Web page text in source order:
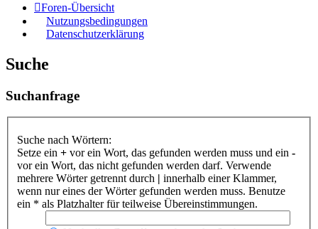
Foren-Übersicht
Nutzungsbedingungen
Datenschutzerklärung
Suche
Suchanfrage
Suche nach Wörtern:
Setze ein + vor ein Wort, das gefunden werden muss und ein -
vor ein Wort, das nicht gefunden werden darf. Verwende
mehrere Wörter getrennt durch | innerhalb einer Klammer,
wenn nur eines der Wörter gefunden werden muss. Benutze
ein * als Platzhalter für teilweise Übereinstimmungen.